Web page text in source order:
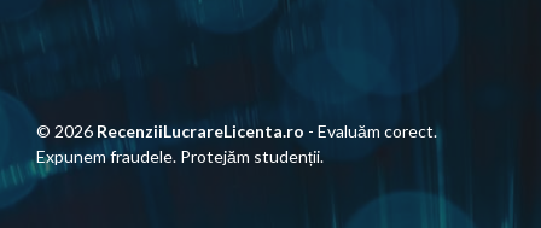
© 2026 RecenziiLucrareLicenta.ro - Evaluăm corect.
Expunem fraudele. Protejăm studenții.